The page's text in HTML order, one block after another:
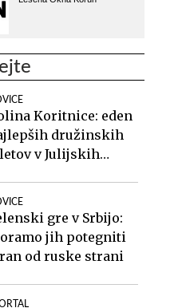
Koritnice: eden
družinskih
v Julijskih
gre v Srbijo:
jih potegniti
od ruske strani